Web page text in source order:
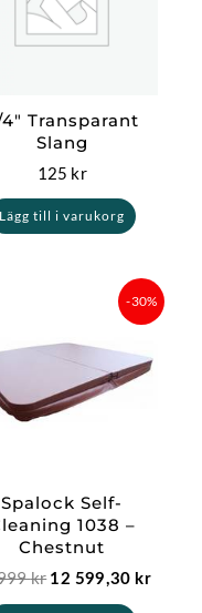
Transparant
Slang
125 kr
Lägg till i varukorg
-30%
Spalock Self-
1038 –
Chestnut
kr
ursprungliga
var:
999 kr.
12 599,30 kr
Det
är:
12